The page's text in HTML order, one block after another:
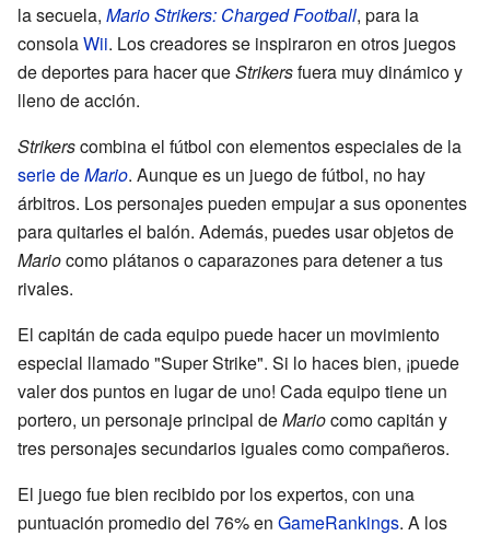
la secuela, Mario Strikers: Charged Football, para la
consolaWii. Los creadores se inspiraron en otros juegos
de deportes para hacer queStrikersfuera muy dinámico y
lleno de acción.
Strikerscombina el fútbol con elementos especiales de la
serie deMario. Aunque es un juego de fútbol, no hay
árbitros. Los personajes pueden empujar a sus oponentes
para quitarles el balón. Además, puedes usar objetos de
Mariocomo plátanos o caparazones para detener a tus
rivales.
El capitán de cada equipo puede hacer un movimiento
especial llamado "Super Strike". Si lo haces bien, ¡puede
valer dos puntos en lugar de uno! Cada equipo tiene un
portero, un personaje principal deMariocomo capitán y
tres personajes secundarios iguales como compañeros.
El juego fue bien recibido por los expertos, con una
puntuación promedio del 76% en GameRankings. A los